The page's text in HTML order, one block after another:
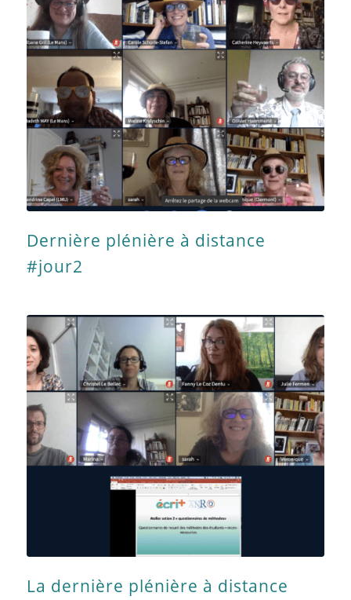
Dernière plénière à distance
#jour2
La dernière plénière à distance